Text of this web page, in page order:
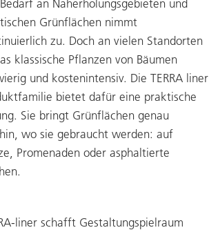
an Naherholungsgebieten und
Grünflächen nimmt
zu. Doch an vielen Standorten
klassische Pflanzen von Bäumen
und kostenintensiv. Die TERRA liner
bietet dafür eine praktische
Sie bringt Grünflächen genau
wo sie gebraucht werden: auf
Promenaden oder asphaltierte
liner schafft Gestaltungspielraum